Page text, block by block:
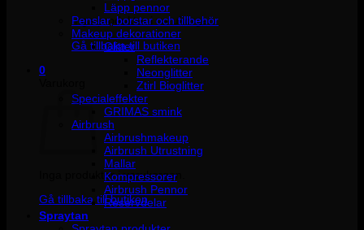
Inga produkter i varukorgen.
Gå tillbaka till butiken
0
Inga produkter i varukorgen.
Gå tillbaka till butiken
Läpp pennor
Penslar, borstar och tillbehör
Makeup dekorationer
Glitter
Reflekterande
Neonglitter
Ztirl Bioglitter
Specialeffekter
GRIMAS smink
Airbrush
Airbrushmakeup
Airbrush Utrustning
Mallar
Kompressorer
Airbrush Pennor
Reservdelar
Spraytan